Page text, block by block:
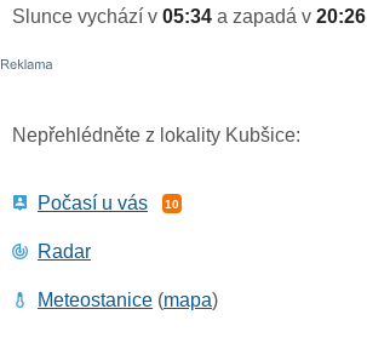
Slunce vychází v 05:34 a zapadá v 20:26
Nepřehlédněte z lokality Kubšice:
Počasí u vás 10
Radar
Meteostanice (mapa)